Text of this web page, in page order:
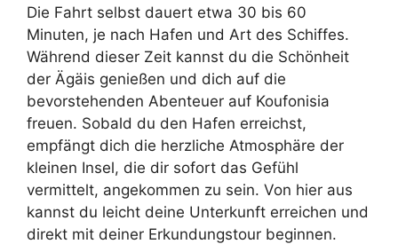
Die Fahrt selbst dauert etwa 30 bis 60
Minuten, je nach Hafen und Art des Schiffes.
Während dieser Zeit kannst du die Schönheit
der Ägäis genießen und dich auf die
bevorstehenden Abenteuer auf Koufonisia
freuen. Sobald du den Hafen erreichst,
empfängt dich die herzliche Atmosphäre der
kleinen Insel, die dir sofort das Gefühl
vermittelt, angekommen zu sein. Von hier aus
kannst du leicht deine Unterkunft erreichen und
direkt mit deiner Erkundungstour beginnen.